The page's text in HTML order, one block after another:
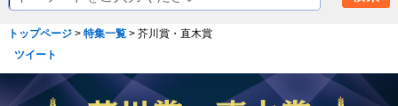
トップページ> 特集一覧> 芥川賞・直木賞
ツイート